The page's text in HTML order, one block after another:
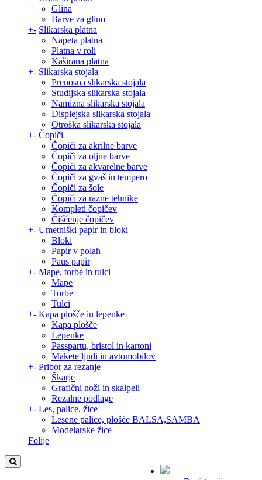
Glina
Barve za glino
+- Slikarska platna
Napeta platna
Platna v roli
Kaširana platna
+- Slikarska stojala
Prenosna slikarska stojala
Studijska slikarska stojala
Namizna slikarska stojala
Displejska slikarska stojala
Otroška slikarska stojala
+- Čopiči
Čopiči za akrilne barve
Čopiči za oljne barve
Čopiči za akvarelne barve
Čopiči za gvaš in tempero
Čopiči za šole
Čopiči za razne tehnike
Kompleti čopičev
Čiščenje čopičev
+- Umetniški papir in bloki
Bloki
Papir v polah
Paus papir
+- Mape, torbe in tulci
Mape
Torbe
Tulci
+- Kapa plošče in lepenke
Kapa plošče
Lepenke
Passpartu, bristol in kartoni
Makete ljudi in avtomobilov
+- Pribor za rezanje
Škarje
Grafični noži in skalpeli
Rezalne podlage
+- Les, palice, žice
Lesene palice, plošče BALSA,SAMBA
Modelarske žice
Folije